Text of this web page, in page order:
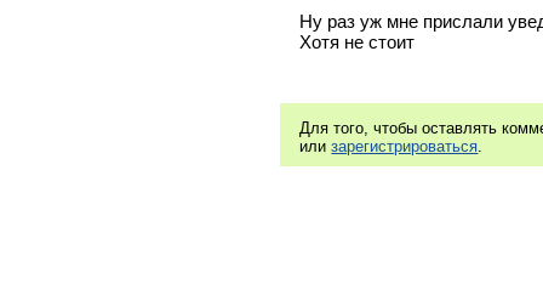
Ну раз уж мне прислали
Хотя не стоит
Для того, чтобы оставлять
илизарегистрироваться